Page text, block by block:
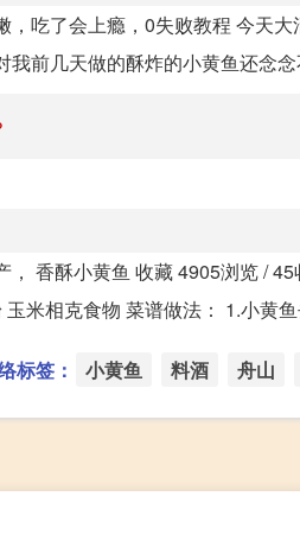
吃了会上瘾，0失败教程 今天
前几天做的酥炸的小黄鱼还念
香酥小黄鱼 收藏 4905浏览 /
米相克食物 菜谱做法： 1.小黄
标签： 小黄鱼 料酒 舟山